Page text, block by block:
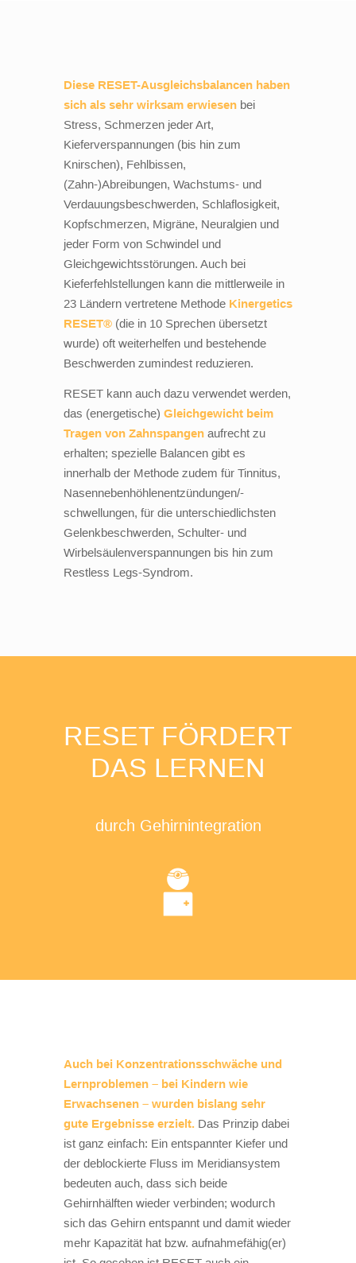
Diese RESET-Ausgleichsbalancen haben
sich als sehr wirksam erwiesen bei
Stress, Schmerzen jeder Art,
Kieferverspannungen (bis hin zum
Knirschen), Fehlbissen,
(Zahn-)Abreibungen, Wachstums- und
Verdauungsbeschwerden, Schlaflosigkeit,
Kopfschmerzen, Migräne, Neuralgien und
jeder Form von Schwindel und
Gleichgewichtsstörungen. Auch bei
Kieferfehlstellungen kann die mittlerweile in
23 Ländern vertretene Methode Kinergetics
RESET® (die in 10 Sprechen übersetzt
wurde) oft weiterhelfen und bestehende
Beschwerden zumindest reduzieren.
RESET kann auch dazu verwendet werden,
das (energetische) Gleichgewicht beim
Tragen von Zahnspangen aufrecht zu
erhalten; spezielle Balancen gibt es
innerhalb der Methode zudem für Tinnitus,
Nasennebenhöhlenentzündungen/-
schwellungen, für die unterschiedlichsten
Gelenkbeschwerden, Schulter- und
Wirbelsäulenverspannungen bis hin zum
Restless Legs-Syndrom.
RESET FÖRDERT
DAS LERNEN
durch Gehirnintegration
Auch bei Konzentrationsschwäche und
Lernproblemen – bei Kindern wie
Erwachsenen – wurden bislang sehr
gute Ergebnisse erzielt. Das Prinzip dabei
ist ganz einfach: Ein entspannter Kiefer und
der deblockierte Fluss im Meridiansystem
bedeuten auch, dass sich beide
Gehirnhälften wieder verbinden; wodurch
sich das Gehirn entspannt und damit wieder
mehr Kapazität hat bzw. aufnahmefähig(er)